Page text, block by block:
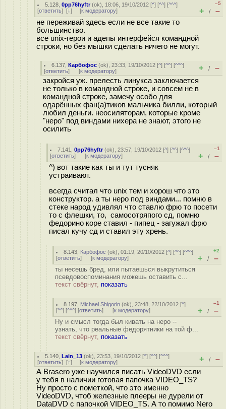
5.128 ,0pp76hyftr(ok), 18:06, 19/10/2012 [^] [^^] [^^^]
[ответить] [↓] [к модератору]
–5
+ / –
не переживай здесь если не все такие то
большинство.
все unix-герои и адепы интерфейся командной
строки, но без мышки сделать ничего не могут.
6.137 ,Карбофос (ok), 23:33, 19/10/2012 [^] [^^] [^^^]
[ответить] [к модератору] + / –
закройся уж. прелесть линукса заключается
не только в командной строке, и совсем не в
командной строке, замечу особо для
одарённых фан(а)тиков мальчика билли, который
любил деньги. неосиляторам, которые кроме
"неро" под виндами нихера не знают, этого не
осилить
7.141 ,0pp76hyftr(ok), 23:57, 19/10/2012 [^] [^^] [^^^]
[ответить] [к модератору]
–1
+ / –
^) вот такие как ты и тут тусняк
устраивают.
всегда считал что unix тем и хорош что это
конструктор. а ты неро под виндами... помню в
стеке народ удивлял что ставлю фрю то посети
то с флешки, то, самосотряпого сд, помню
федорино коре ставил - пипец - загужал фрю
писал кучу сд и ставил эту хрень.
8.143 Карбофос (ok), 01:19, 20/10/2012 [^] [^^] [^^^]
[ответить] [к модератору]
+2
+ / –
ты несешь бред, или пытаешься выкрутиться
псевдовоспоминания можешь оставить с...
текст свёрнут, показать
8.197 Michael Shigorin (ok), 23:48, 22/10/2012 [^]
[^^] [^^^] [ответить] [к модератору]
–1
+ / –
Ну и смысл тогда был кивать на неро --
узнать, что реальные федорятники на той ф...
текст свёрнут, показать
5.140 ,Lain_13 (ok), 23:53, 19/10/2012 [^] [^^] [^^^]
[ответить] [↑] [к модератору] + / –
А Brasero уже научился писать VideoDVD если
у тебя в наличии готовая папочка VIDEO_TS?
Ну просто с пометкой, что это именно
VideoDVD, чтоб железные плееры не дурели от
DataDVD с папочкой VIDEO_TS. А то помимо Nero